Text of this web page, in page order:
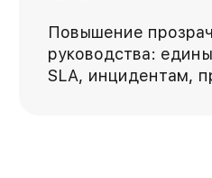
Повышение
руководства:
SLA, инцидентам,